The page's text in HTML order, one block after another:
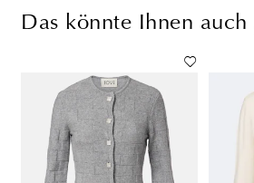
Das könnte Ihnen auch